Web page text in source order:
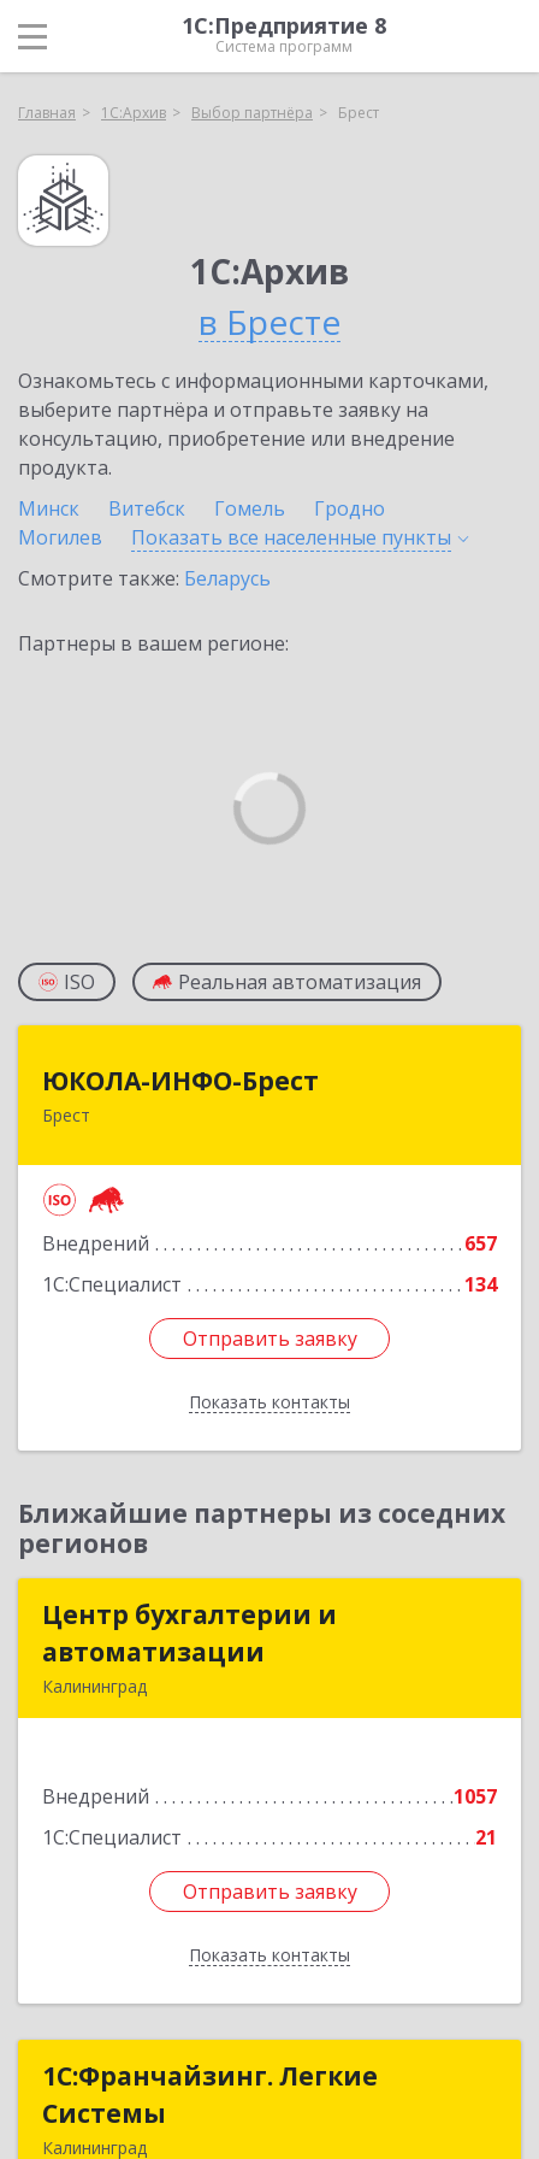
1С:Предприятие 8
Система программ
Главная 1С:Архив Выбор партнёра Брест
1С:Архив
в Бресте
Ознакомьтесь с информационными карточками,
выберите партнёра и отправьте заявку на
консультацию, приобретение или внедрение
продукта.
Минск
Витебск Гомель
Гродно
Могилев
Показать все населенные пункты
Смотрите также: Беларусь
Партнеры в вашем регионе:
ISO Реальная автоматизация
ЮКОЛА-ИНФО-Брест
Брест
Внедрений
657
1С:Специалист
134
Отправить заявку
Показать контакты
224023 г. Брест, ул. Московская, 275А, 5 этаж
Отправить заявку
Назад
Ближайшие партнеры из соседних
регионов
Центр бухгалтерии и
автоматизации
Калининград
Внедрений
1057
1С:Специалист
21
Отправить заявку
Показать контакты
Центр бухгалтерии и
Подробнее
Отправить заявку
Назад
1С:Франчайзинг. Легкие
Системы
Калининград
1С:Франчайзинг. Легкие